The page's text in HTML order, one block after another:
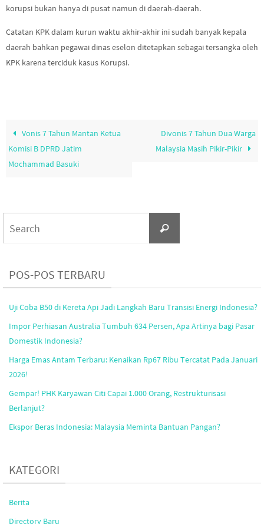
korupsi bukan hanya di pusat namun di daerah-daerah.
Catatan KPK dalam kurun waktu akhir-akhir ini sudah banyak kepala
daerah bahkan pegawai dinas eselon ditetapkan sebagai tersangka oleh
KPK karena terciduk kasus Korupsi.
Vonis 7 Tahun Mantan Ketua
Komisi B DPRD Jatim
Mochammad Basuki
Divonis 7 Tahun Dua Warga
Malaysia Masih Pikir-Pikir
Search
POS-POS TERBARU
Uji Coba B50 di Kereta Api Jadi Langkah Baru Transisi Energi Indonesia?
Impor Perhiasan Australia Tumbuh 634 Persen, Apa Artinya bagi Pasar
Domestik Indonesia?
Harga Emas Antam Terbaru: Kenaikan Rp67 Ribu Tercatat Pada Januari
2026!
Gempar! PHK Karyawan Citi Capai 1.000 Orang, Restrukturisasi
Berlanjut?
Ekspor Beras Indonesia: Malaysia Meminta Bantuan Pangan?
KATEGORI
Berita
Directory Baru